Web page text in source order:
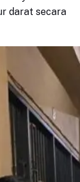
darat secara